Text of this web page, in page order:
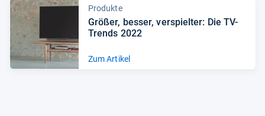
Produkte
Grö­ßer, bes­ser, ver­spiel­ter: Die TV-​
Trends 2022
Zum Artikel